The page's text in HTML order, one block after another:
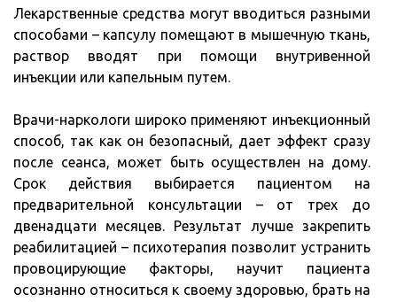
Лекарственные средства могут вводиться разными
способами – капсулу помещают в мышечную ткань,
раствор вводят при помощи внутривенной
инъекции или капельным путем.
Врачи-наркологи широко применяют инъекционный
способ, так как он безопасный, дает эффект сразу
после сеанса, может быть осуществлен на дому.
Срок действия выбирается пациентом на
предварительной консультации – от трех до
двенадцати месяцев. Результат лучше закрепить
реабилитацией – психотерапия позволит устранить
провоцирующие факторы, научит пациента
осознанно относиться к своему здоровью, брать на